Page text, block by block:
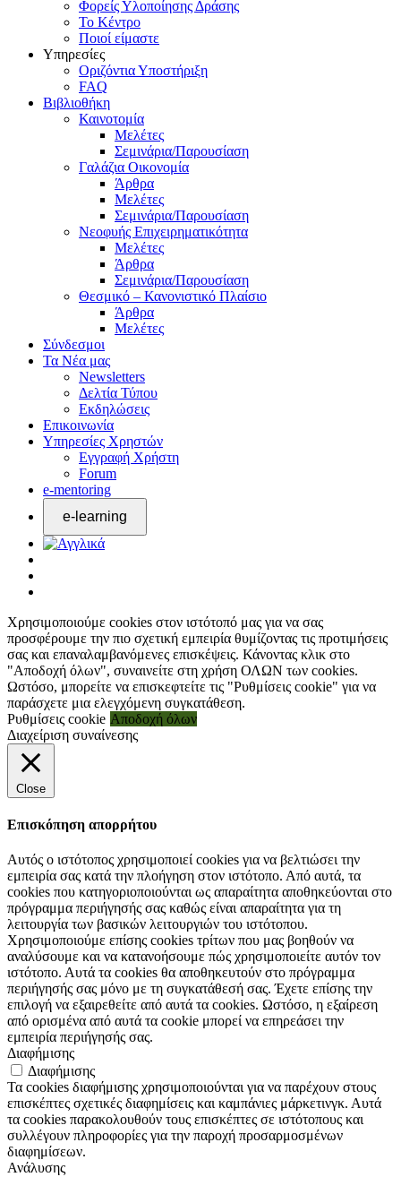
Φορείς Υλοποίησης Δράσης
Το Κέντρο
Ποιοί είμαστε
Υπηρεσίες
Οριζόντια Υποστήριξη
FAQ
Βιβλιοθήκη
Καινοτομία
Μελέτες
Σεμινάρια/Παρουσίαση
Γαλάζια Οικονομία
Άρθρα
Μελέτες
Σεμινάρια/Παρουσίαση
Νεοφυής Επιχειρηματικότητα
Μελέτες
Άρθρα
Σεμινάρια/Παρουσίαση
Θεσμικό – Κανονιστικό Πλαίσιο
Άρθρα
Μελέτες
Σύνδεσμοι
Τα Νέα μας
Newsletters
Δελτία Τύπου
Εκδηλώσεις
Επικοινωνία
Υπηρεσίες Χρηστών
Εγγραφή Χρήστη
Forum
e-mentoring
Χρησιμοποιούμε cookies στον ιστότοπό μας για να σας
προσφέρουμε την πιο σχετική εμπειρία θυμίζοντας τις προτιμήσεις
σας και επαναλαμβανόμενες επισκέψεις. Κάνοντας κλικ στο
"Αποδοχή όλων", συναινείτε στη χρήση ΟΛΩΝ των cookies.
Ωστόσο, μπορείτε να επισκεφτείτε τις "Ρυθμίσεις cookie" για να
παράσχετε μια ελεγχόμενη συγκατάθεση.
Ρυθμίσεις cookie Αποδοχή όλων
Διαχείριση συναίνεσης
Close
Επισκόπηση απορρήτου
Αυτός ο ιστότοπος χρησιμοποιεί cookies για να βελτιώσει την
εμπειρία σας κατά την πλοήγηση στον ιστότοπο. Από αυτά, τα
cookies που κατηγοριοποιούνται ως απαραίτητα αποθηκεύονται στο
πρόγραμμα περιήγησής σας καθώς είναι απαραίτητα για τη
λειτουργία των βασικών λειτουργιών του ιστότοπου.
Χρησιμοποιούμε επίσης cookies τρίτων που μας βοηθούν να
αναλύσουμε και να κατανοήσουμε πώς χρησιμοποιείτε αυτόν τον
ιστότοπο. Αυτά τα cookies θα αποθηκευτούν στο πρόγραμμα
περιήγησής σας μόνο με τη συγκατάθεσή σας. Έχετε επίσης την
επιλογή να εξαιρεθείτε από αυτά τα cookies. Ωστόσο, η εξαίρεση
από ορισμένα από αυτά τα cookie μπορεί να επηρεάσει την
εμπειρία περιήγησής σας.
Διαφήμισης
Διαφήμισης
Τα cookies διαφήμισης χρησιμοποιούνται για να παρέχουν στους
επισκέπτες σχετικές διαφημίσεις και καμπάνιες μάρκετινγκ. Αυτά
τα cookies παρακολουθούν τους επισκέπτες σε ιστότοπους και
συλλέγουν πληροφορίες για την παροχή προσαρμοσμένων
διαφημίσεων.
Ανάλυσης